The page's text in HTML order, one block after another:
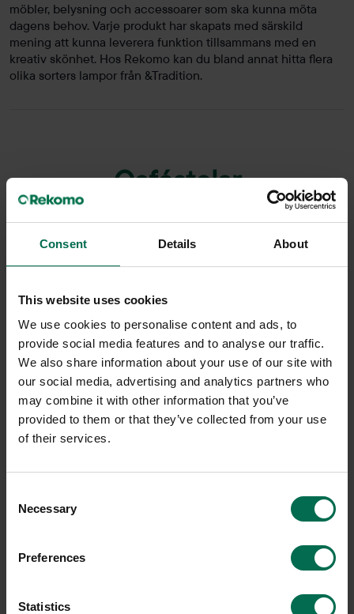
Consent Details About
This website uses cookies
We use cookies to personalise content and ads, to
provide social media features and to analyse our traffic.
We also share information about your use of our site with
our social media, advertising and analytics partners who
may combine it with other information that you’ve
provided to them or that they’ve collected from your use
of their services.
Selection
Necessary
Preferences
Statistics
möbler, belysning och accessoarer som ska kunna möta
dagens behov. Varje produkt har skapats med särskild
mening att kunna leverera funktion tillsammans med en
kreativ skönhet. Hos Rekomo kan du bland annat hitta flera
olika sorters lampor från &Tradition.
Caféstolar
Rekomo har ett brett sortiment av begagnade och nya
traditionellt rum med slitstarka, snygga och möblerbara
stolar? Vi har alla möjliga typer av caféstolar inom olika
prisklasser och i olika färger.
Begagnad
Caféstol Grade Caféstol Noor 6050